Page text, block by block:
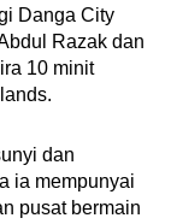
Danga City
Razak dan
10 minit
dan
ia mempunyai
pusat bermain